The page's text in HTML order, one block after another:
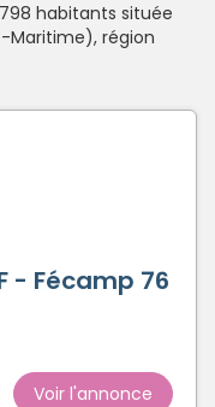
avec Google
avec Facebook
avec LinkedIn
habitants située
Maritime), région
- Fécamp 76
Voir l'annonce